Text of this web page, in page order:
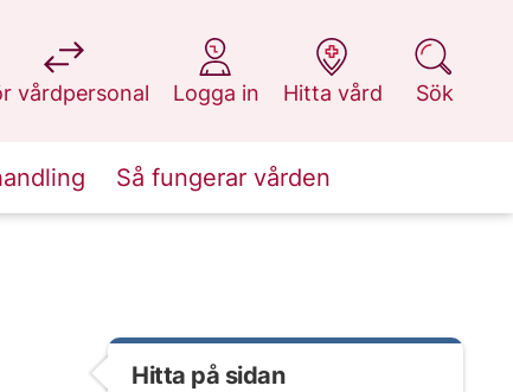
vårdpersonal
på 1177.se
Logga in
på 1177.se
Hitta vård
på 1177.se
Sök
på 1177.se
Så fungerar vården
Hitta på sidan